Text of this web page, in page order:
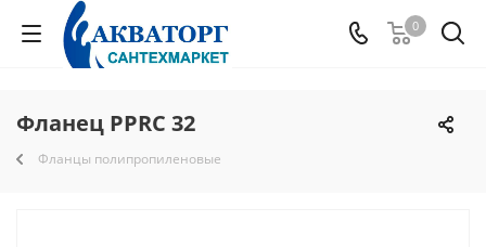
0
Фланец PPRC 32
Фланцы полипропиленовые